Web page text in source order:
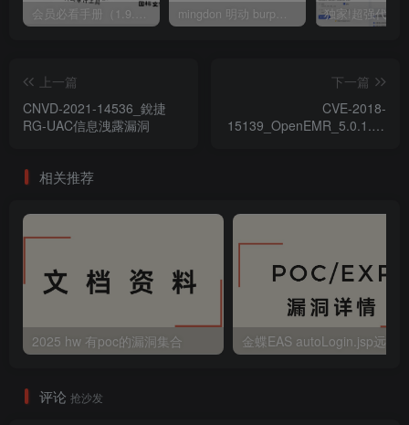
会员必看手册（1.9.0版本 26.4.5更新） mingdon 明动 burp插件0.2.6版本 本地时间校验去除版
上一篇
CNVD-2021-14536_銳捷
RG-UAC信息洩露漏洞
下一篇
CVE-2018-
15139_OpenEMR_5.0.1.3_
相关推荐
2025 hw 有poc的漏洞集合
评论 抢沙发